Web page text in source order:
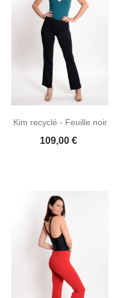
Kim recyclé - Feuille noir
Prix
109,00 €